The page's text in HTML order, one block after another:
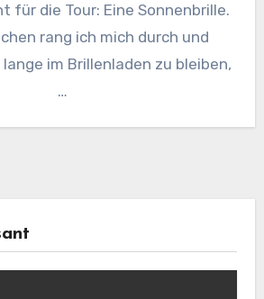
für die Tour: Eine Sonnenbrille.
rang ich mich durch und
im Brillenladen zu bleiben,
…